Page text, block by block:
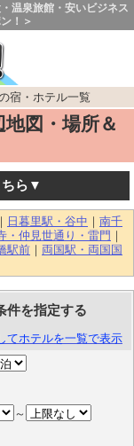
温泉旅館・安いビジネス
！＞
宿・ホテル一覧
図・場所＆
ちら▼
｜ 日暮里駅・谷中 ｜ 南千
・仲見世通り・雷門 ｜
駅前 ｜ 両国駅・両国国
件を指定する
てホテルを一覧で表示
～